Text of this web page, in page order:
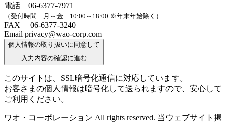
電話 06-6377-7971
（受付時間 月～金 10:00～18:00 ※年末年始除く）
FAX 06-6377-3240
Email privacy@wao-corp.com
個人情報の取り扱いに同意して
入力内容の確認に進む
このサイトは、SSL暗号化通信に対応しています。
お客さまの個人情報は暗号化して送られますので、安心して
ご利用ください。
ワオ・コーポレーション All rights reserved. 当ウェブサイト掲